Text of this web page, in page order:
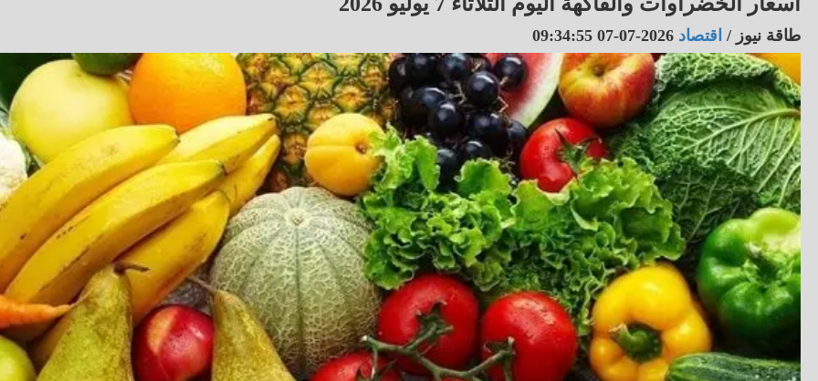
طاقة نيوز / اقتصاد2026-07-07 09:34:55